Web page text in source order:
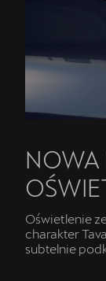
NOWA
Oświetlenie
charakter
subtelnie